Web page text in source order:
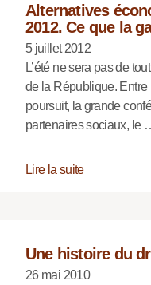
Alternatives
2012. Ce que la
5 juillet 2012
L’été ne sera pas de
de la République.
poursuit, la grande
partenaires sociaux, le
Lire la suite
Une histoire du
26 mai 2010